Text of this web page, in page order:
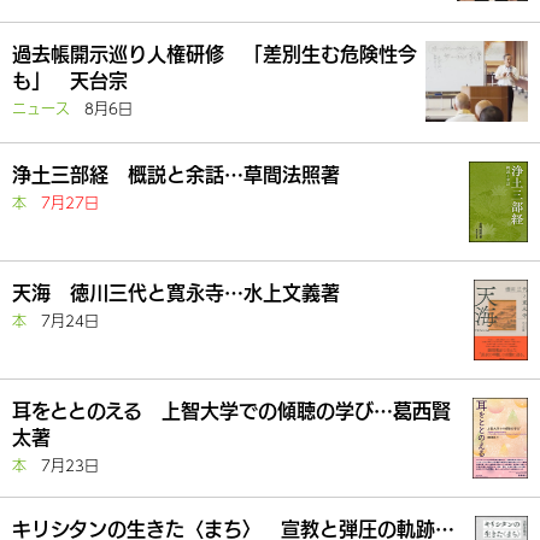
過去帳開示巡り人権研修 「差別生む危険性今
も」 天台宗
ニュース 8月6日
浄土三部経 概説と余話…草間法照著
本 7月27日
天海 徳川三代と寛永寺…水上文義著
本 7月24日
耳をととのえる 上智大学での傾聴の学び…葛西賢
太著
本 7月23日
キリシタンの生きた〈まち〉 宣教と弾圧の軌跡…